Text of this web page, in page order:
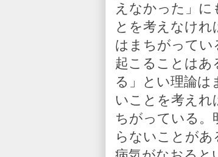
えなかった」
とを考えなけ
はまちがってい
起こることはあ
る」とい理論は
いことを考えれ
ちがっている。
らないことが